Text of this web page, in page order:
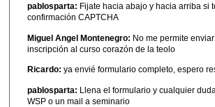
pablosparta: Fijate hacia abajo y hacia arriba si
confirmación CAPTCHA
Miguel Angel Montenegro: No me permite
inscripción al curso corazón de la teolo
Ricardo: ya envié formulario completo, espero
pablosparta: Llena el formulario y cualquier
WSP o un mail a seminario